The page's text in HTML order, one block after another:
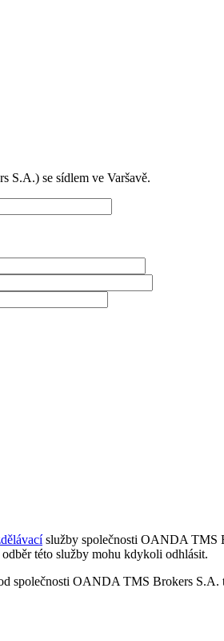
se sídlem ve Varšavě.
služby společnosti OANDA TMS
této služby mohu kdykoli odhlásit.
společnosti OANDA TMS Brokers